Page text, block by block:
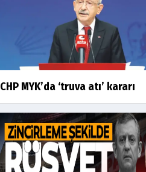
CHP MYK’da ‘truva atı’ kararı